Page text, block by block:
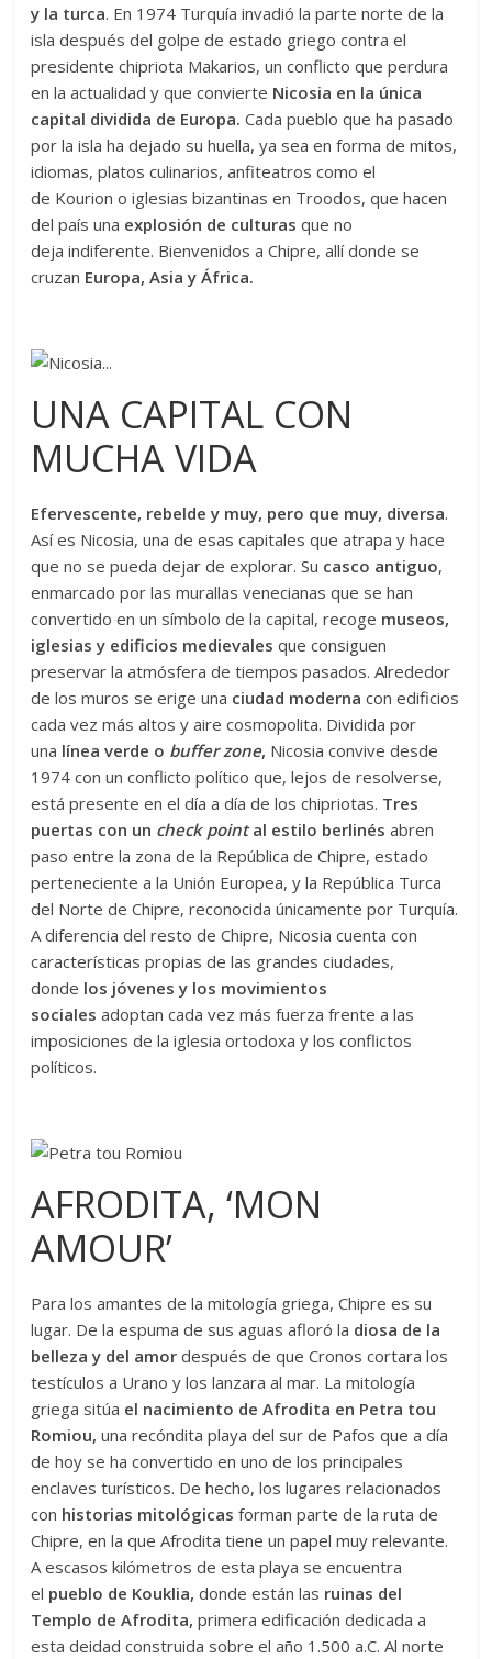
y la turca. En 1974 Turquía invadió la parte norte de la
isla después del golpe de estado griego contra el
presidente chipriota Makarios, un conflicto que perdura
en la actualidad y que convierte Nicosia en la única
capital dividida de Europa. Cada pueblo que ha pasado
por la isla ha dejado su huella, ya sea en forma de mitos,
idiomas, platos culinarios, anfiteatros como el
de Kourion o iglesias bizantinas en Troodos, que hacen
del país una explosión de culturasque no
deja indiferente. Bienvenidos a Chipre, allí donde se
cruzan Europa, Asia y África.
UNA CAPITAL CON
MUCHA VIDA
Efervescente, rebelde y muy, pero que muy, diversa.
Así es Nicosia, una de esas capitales que atrapa y hace
que no se pueda dejar de explorar. Su casco antiguo,
enmarcado por las murallas venecianas que se han
convertido en un símbolo de la capital, recoge museos,
iglesias y edificios medievales que consiguen
preservar la atmósfera de tiempos pasados. Alrededor
de los muros se erige una ciudad moderna con edificios
cada vez más altos y aire cosmopolita. Dividida por
una línea verde o buffer zone, Nicosia convive desde
1974 con un conflicto político que, lejos de resolverse,
está presente en el día a día de los chipriotas. Tres
puertas con un check pointal estilo berlinés abren
paso entre la zona de la República de Chipre, estado
perteneciente a la Unión Europea, y la República Turca
del Norte de Chipre, reconocida únicamente por Turquía.
A diferencia del resto de Chipre, Nicosia cuenta con
características propias de las grandes ciudades,
donde los jóvenes y los movimientos
sociales adoptan cada vez más fuerza frente a las
imposiciones de la iglesia ortodoxa y los conflictos
políticos.
AFRODITA, ‘MON
AMOUR’
Para los amantes de la mitología griega, Chipre es su
lugar. De la espuma de sus aguas afloró la diosa de la
belleza y del amordespués de que Cronos cortara los
testículos a Urano y los lanzara al mar. La mitología
griega sitúa el nacimiento de Afrodita en Petra tou
Romiou, una recóndita playa del sur de Pafos que a día
de hoy se ha convertido en uno de los principales
enclaves turísticos. De hecho, los lugares relacionados
con historias mitológicas forman parte de la ruta de
Chipre, en la que Afrodita tiene un papel muy relevante.
A escasos kilómetros de esta playa se encuentra
el pueblo de Kouklia,donde están las ruinas del
Templo de Afrodita, primera edificación dedicada a
esta deidad construida sobre el año 1.500 a.C. Al norte